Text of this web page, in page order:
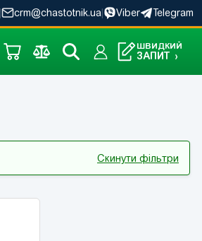
crm@chastotnik.ua Viber Telegram
ШВИДКИЙ
ЗАПИТ ›
Скинути фільтри